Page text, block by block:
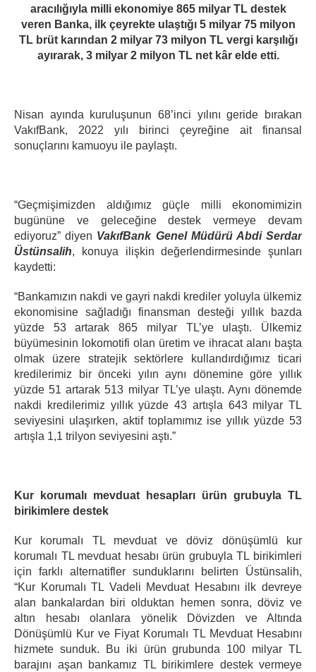
aracılığıyla milli ekonomiye 865 milyar TL destek
veren Banka, ilk çeyrekte ulaştığı 5 milyar 75 milyon
TL brüt karından 2 milyar 73 milyon TL vergi karşılığı
ayırarak, 3 milyar 2 milyon TL net kâr elde etti.
Nisan ayında kuruluşunun 68’inci yılını geride bırakan
VakıfBank, 2022 yılı birinci çeyreğine ait finansal
sonuçlarını kamuoyu ile paylaştı.
“Geçmişimizden aldığımız güçle milli ekonomimizin
bugününe ve geleceğine destek vermeye devam
ediyoruz” diyen VakıfBank Genel Müdürü Abdi Serdar
Üstünsalih, konuya ilişkin değerlendirmesinde şunları
kaydetti:
“Bankamızın nakdi ve gayri nakdi krediler yoluyla ülkemiz
ekonomisine sağladığı finansman desteği yıllık bazda
yüzde 53 artarak 865 milyar TL’ye ulaştı. Ülkemiz
büyümesinin lokomotifi olan üretim ve ihracat alanı başta
olmak üzere stratejik sektörlere kullandırdığımız ticari
kredilerimiz bir önceki yılın aynı dönemine göre yıllık
yüzde 51 artarak 513 milyar TL’ye ulaştı. Aynı dönemde
nakdi kredilerimiz yıllık yüzde 43 artışla 643 milyar TL
seviyesini ulaşırken, aktif toplamımız ise yıllık yüzde 53
artışla 1,1 trilyon seviyesini aştı.”
Kur korumalı mevduat hesapları ürün grubuyla TL
birikimlere destek
Kur korumalı TL mevduat ve döviz dönüşümlü kur
korumalı TL mevduat hesabı ürün grubuyla TL birikimleri
için farklı alternatifler sunduklarını belirten Üstünsalih,
“Kur Korumalı TL Vadeli Mevduat Hesabını ilk devreye
alan bankalardan biri olduktan hemen sonra, döviz ve
altın hesabı olanlara yönelik Dövizden ve Altında
Dönüşümlü Kur ve Fiyat Korumalı TL Mevduat Hesabını
hizmete sunduk. Bu iki ürün grubunda 100 milyar TL
barajını aşan bankamız TL birikimlere destek vermeye